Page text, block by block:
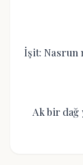
İşit: Nasrun
Ak bir